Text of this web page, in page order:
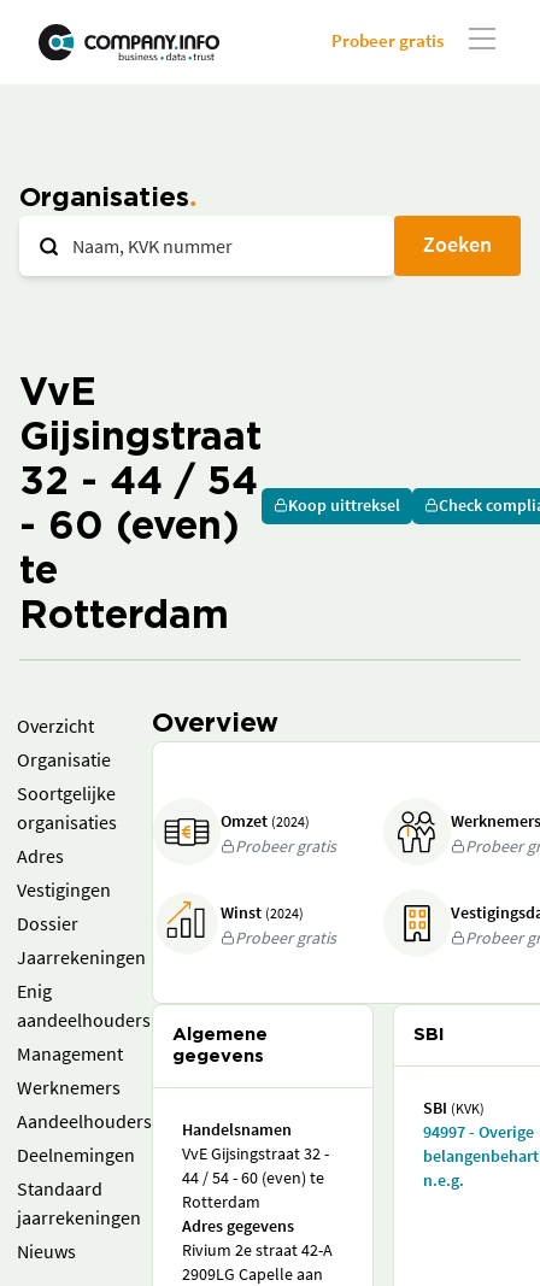
Probeer gratis
Organisaties
Zoeken
VvE
Gijsingstraat
32 - 44 / 54
- 60 (even)
te
Rotterdam
Koop uittreksel Check
Overzicht
Organisatie
Soortgelijke
organisaties
Adres
Vestigingen
Dossier
Jaarrekeningen
Enig
aandeelhouders
Management
Werknemers
Aandeelhouders
Deelnemingen
Standaard
jaarrekeningen
Nieuws
Overview
Omzet (2024)
Probeer gratis
Probeer
Winst (2024)
Probeer gratis
Probeer
Algemene
gegevens
Handelsnamen
VvE Gijsingstraat 32 -
44 / 54 - 60 (even) te
Rotterdam
Adres gegevens
Rivium 2e straat 42-A
2909LG Capelle aan
SBI
SBI (KVK)
94997 - Overige
n.e.g.